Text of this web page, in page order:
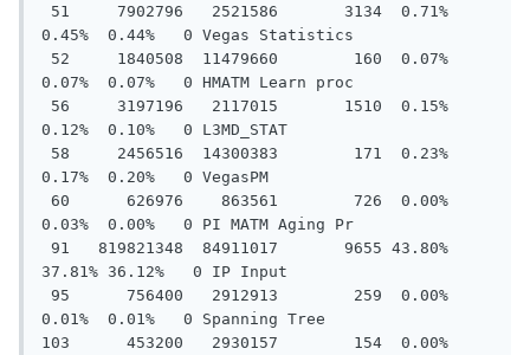
0.45%  0.44%   0 Vegas Statistics
0.07%  0.07%   0 HMATM Learn proc
0.12%  0.10%   0 L3MD_STAT
0.17%  0.20%   0 VegasPM
0.03%  0.00%   0 PI MATM Aging Pr
37.81% 36.12%   0 IP Input
0.01%  0.01%   0 Spanning Tree
103      453200   2930157        154  0.00%